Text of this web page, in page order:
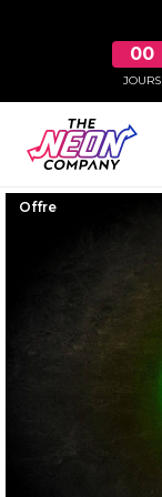
00
JOURS
Offre